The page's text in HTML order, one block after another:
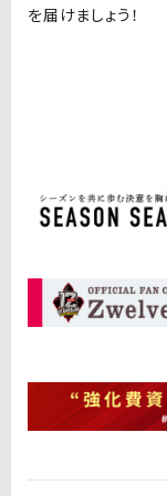
を届けましょう！